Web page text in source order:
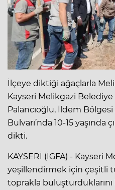
İlçeye diktiği ağaçlarla
Kayseri Melikgazi Belediye
Palancıoğlu, İldem
Bulvarı’nda 10-15 yaşında
dikti.
KAYSERİ (İGFA) - Kayseri
yeşillendirmek için çeşitli
toprakla buluşturduklarını